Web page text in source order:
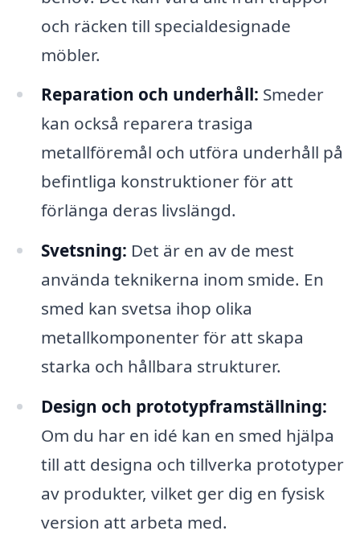
och räcken till specialdesignade
möbler.
Reparation och underhåll: Smeder
kan också reparera trasiga
metallföremål och utföra underhåll på
befintliga konstruktioner för att
förlänga deras livslängd.
Svetsning: Det är en av de mest
använda teknikerna inom smide. En
smed kan svetsa ihop olika
metallkomponenter för att skapa
starka och hållbara strukturer.
Design och prototypframställning:
Om du har en idé kan en smed hjälpa
till att designa och tillverka prototyper
av produkter, vilket ger dig en fysisk
version att arbeta med.